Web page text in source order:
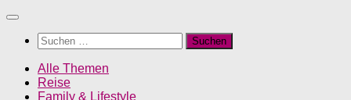
Unter
Inhalt
Suchen
nach:
Alle Themen
Reise
Family & Lifestyle